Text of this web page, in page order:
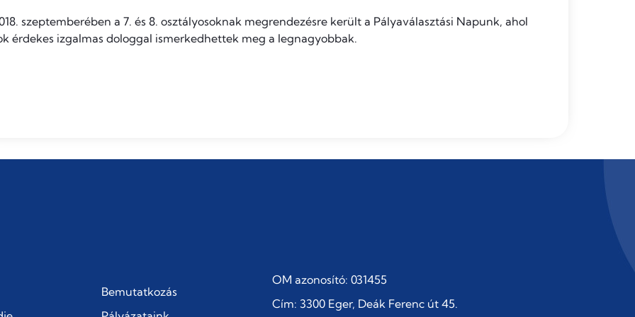
szeptemberében a 7. és 8. osztályosoknak megrendezésre került a Pályaválasztási Napunk, ahol
érdekes izgalmas dologgal ismerkedhettek meg a legnagyobbak.
Bemutatkozás
OM azonosító: 031455
Cím: 3300 Eger, Deák Ferenc út 45.